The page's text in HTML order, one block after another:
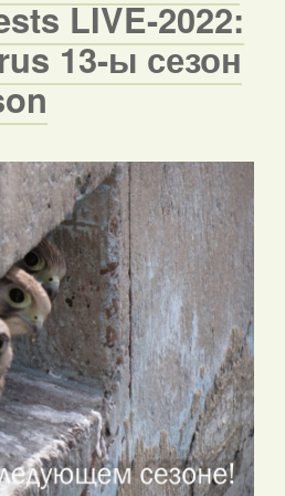
LIVE-2022:
13-ы сезон